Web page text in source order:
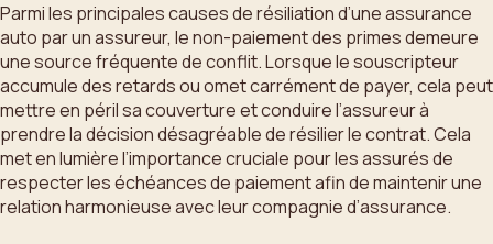
Parmi les principales causes de résiliation d’une assurance
auto par un assureur, le non-paiement des primes demeure
une source fréquente de conflit. Lorsque le souscripteur
accumule des retards ou omet carrément de payer, cela peut
mettre en péril sa couverture et conduire l’assureur à
prendre la décision désagréable de résilier le contrat. Cela
met en lumière l’importance cruciale pour les assurés de
respecter les échéances de paiement afin de maintenir une
relation harmonieuse avec leur compagnie d’assurance.